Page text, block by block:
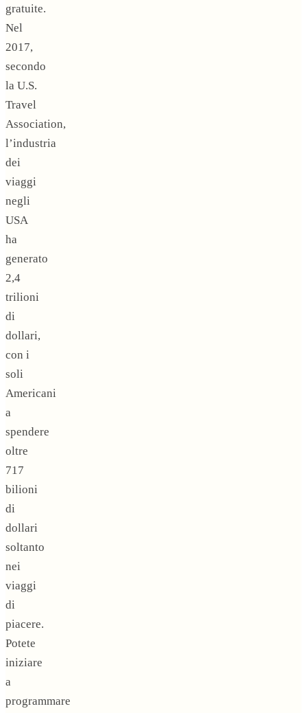
gratuite.
Nel
2017,
secondo
la U.S.
Travel
Association,
l’industria
dei
viaggi
negli
USA
ha
generato
2,4
trilioni
di
dollari,
con i
soli
Americani
a
spendere
oltre
717
bilioni
di
dollari
soltanto
nei
viaggi
di
piacere.
Potete
iniziare
a
programmare